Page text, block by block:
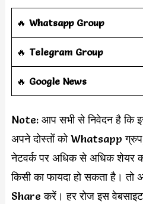
‎️‍🔥 Whatsapp Group
‎️‍🔥 Telegram Group
️‍🔥 Google News
Note: आप सभी से निवेदन है कि
अपने दोस्तों को Whatsapp
नेटवर्क पर अधिक से अधिक
किसी का फायदा हो सकता है।
Share करें। हर रोज इस